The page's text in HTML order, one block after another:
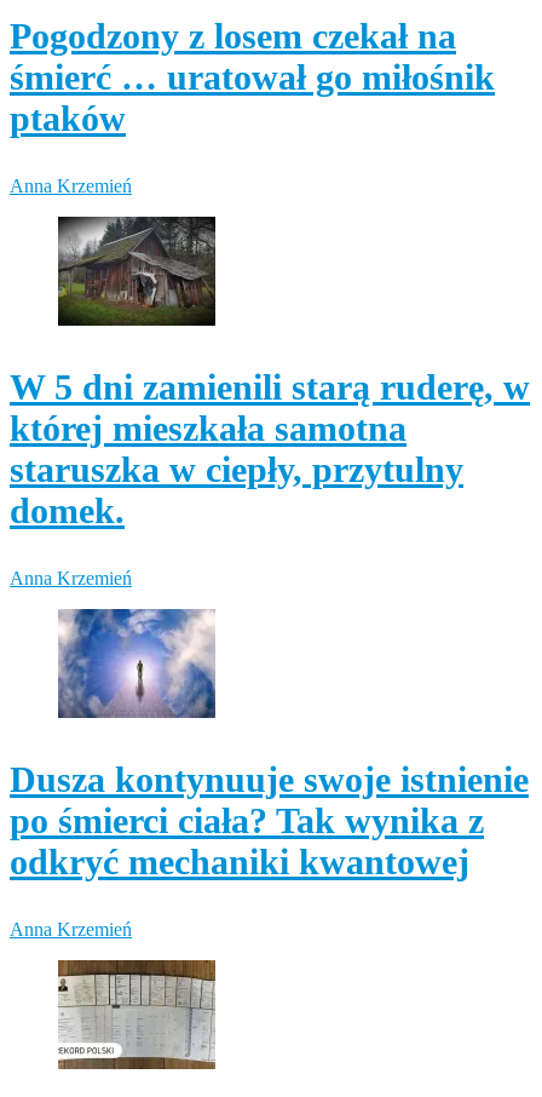
Pogodzony z losem czekał na
śmierć … uratował go miłośnik
ptaków
Anna Krzemień
W 5 dni zamienili starą ruderę, w
której mieszkała samotna
staruszka w ciepły, przytulny
domek.
Anna Krzemień
Dusza kontynuuje swoje istnienie
po śmierci ciała? Tak wynika z
odkryć mechaniki kwantowej
Anna Krzemień